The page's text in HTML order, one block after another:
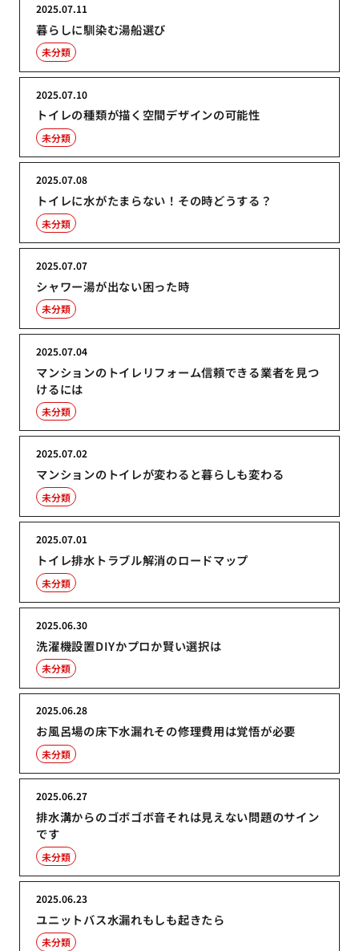
暮らしに馴染む湯船選び
2025.07.11
未分類
トイレの種類が描く空間デザインの可能性
2025.07.10
未分類
トイレに水がたまらない！その時どうする？
2025.07.08
未分類
シャワー湯が出ない困った時
2025.07.07
未分類
マンションのトイレリフォーム信頼できる業者を見つ
けるには
2025.07.04
未分類
マンションのトイレが変わると暮らしも変わる
2025.07.02
未分類
トイレ排水トラブル解消のロードマップ
2025.07.01
未分類
洗濯機設置DIYかプロか賢い選択は
2025.06.30
未分類
お風呂場の床下水漏れその修理費用は覚悟が必要
2025.06.28
未分類
排水溝からのゴボゴボ音それは見えない問題のサイン
です
2025.06.27
未分類
ユニットバス水漏れもしも起きたら
2025.06.23
未分類